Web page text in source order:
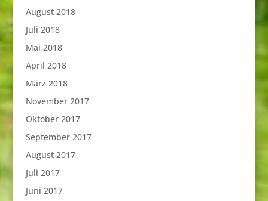
August 2018
Juli 2018
Mai 2018
April 2018
März 2018
November 2017
Oktober 2017
September 2017
August 2017
Juli 2017
Juni 2017